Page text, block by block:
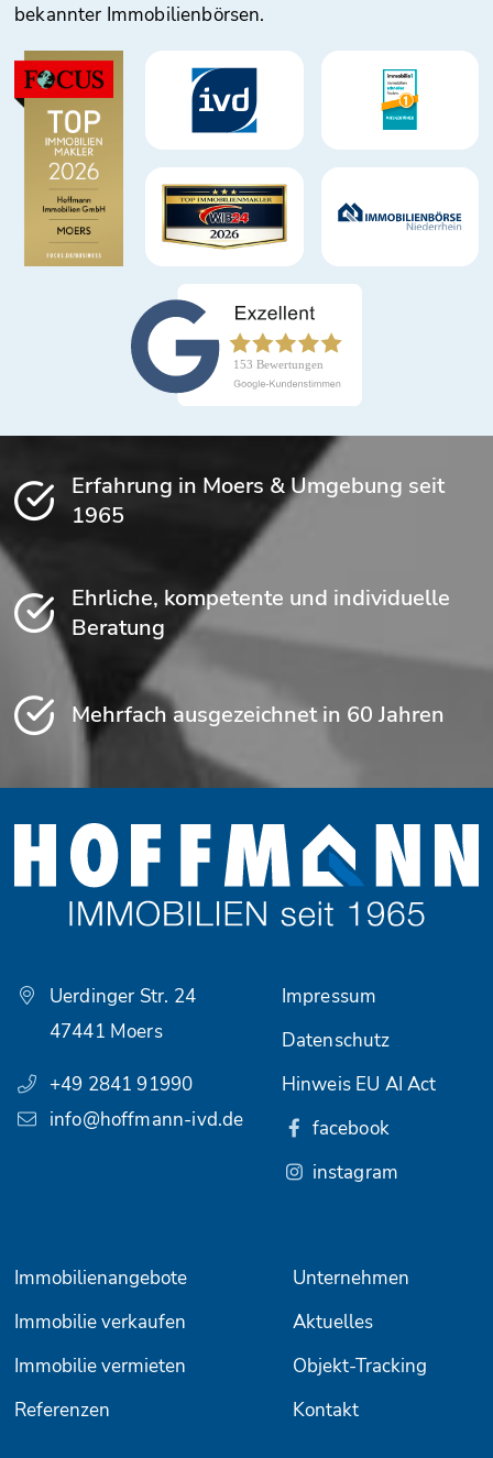
bekannter Immobilienbörsen.
Erfahrung in Moers & Umgebung seit
1965
Ehrliche, kompetente und individuelle
Beratung
Mehrfach ausgezeichnet in 60 Jahren
Uerdinger Str. 24
47441 Moers
+49 2841 91990
info@hoffmann-ivd.de
Immobilienangebote
Unternehmen
Immobilie verkaufen
Aktuelles
Immobilie vermieten
Objekt-Tracking
Referenzen
Kontakt
Impressum
Datenschutz
Hinweis EU AI Act
facebook
instagram